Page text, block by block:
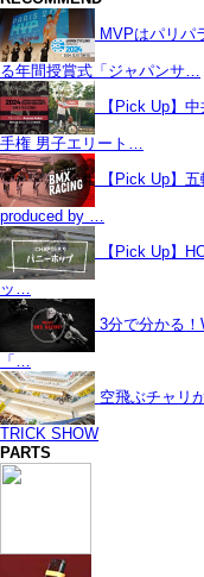
MVPはパリパ
る年間授賞式「ジャパンサ…
【Pick Up】
手権 男子エリート…
【Pick Up】
produced by …
【Pick Up】
ッ…
3分で分かる！
「…
空飛ぶチャリ
TRICK SHOW
PARTS